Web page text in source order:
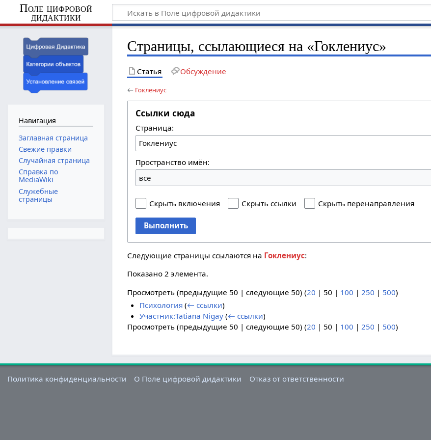
Поле цифровой
дидактики
Страницы, ссылающиеся на «Гоклениус»
Статья Обсуждение
← Гоклениус
Ссылки сюда
Страница:
Пространство имён:
все
Скрыть включения Скрыть ссылки Скрыть перенаправления
Выполнить
Следующие страницы ссылаются на Гоклениус:
Показано 2 элемента.
Просмотреть (предыдущие 50 |следующие 50) (20 | 50 | 100 | 250 | 500)
Психология (← ссылки)
Участник:Tatiana Nigay (← ссылки)
Просмотреть (предыдущие 50 |следующие 50) (20 | 50 | 100 |250 | 500)
Навигация
Заглавная страница
Свежие правки
Случайная страница
Справка по
MediaWiki
Служебные
страницы
Политика конфиденциальности О Поле цифровой дидактики Отказ от ответственности